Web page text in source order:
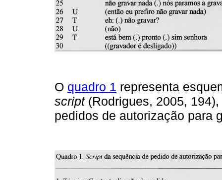
O quadro 1 representa
script(Rodrigues, 2005,
pedidos de autorização para